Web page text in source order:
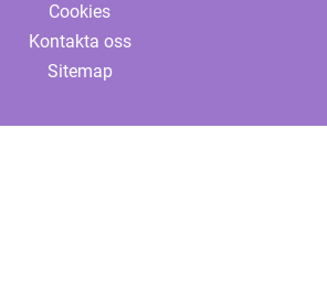
Cookies
Kontakta oss
Sitemap